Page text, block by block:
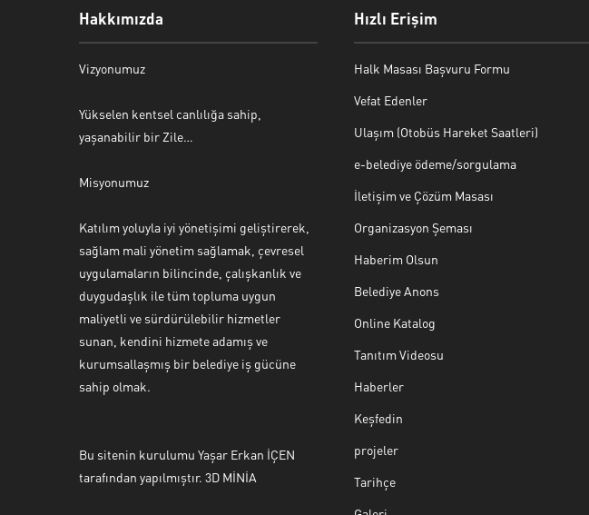
Hakkımızda
Vizyonumuz
Yükselen kentsel canlılığa sahip,
yaşanabilir bir Zile…
Misyonumuz
Katılım yoluyla iyi yönetişimi geliştirerek,
sağlam mali yönetim sağlamak, çevresel
uygulamaların bilincinde, çalışkanlık ve
duygudaşlık ile tüm topluma uygun
maliyetli ve sürdürülebilir hizmetler
sunan, kendini hizmete adamış ve
kurumsallaşmış bir belediye iş gücüne
sahip olmak.
Bu sitenin kurulumu Yaşar Erkan İÇEN
tarafından yapılmıştır. 3D MİNİA
Hızlı Erişim
Halk Masası Başvuru Formu
Vefat Edenler
Ulaşım (Otobüs Hareket Saatleri)
e-belediye ödeme/sorgulama
İletişim ve Çözüm Masası
Organizasyon Şeması
Haberim Olsun
Belediye Anons
Online Katalog
Tanıtım Videosu
Haberler
Keşfedin
projeler
Tarihçe
Cevap Yaz